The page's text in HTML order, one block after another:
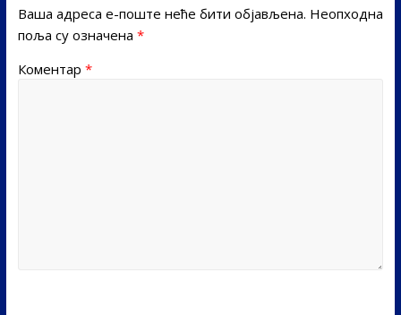
Ваша адреса е-поште неће бити објављена. Неопходна
поља су означена *
Коментар *